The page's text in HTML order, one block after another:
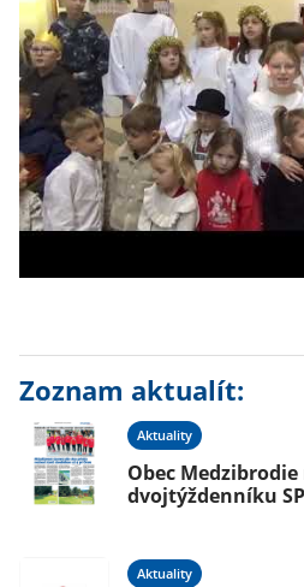
Zoznam aktualít:
Aktuality
Obec
dvojtýždenníku
Aktuality